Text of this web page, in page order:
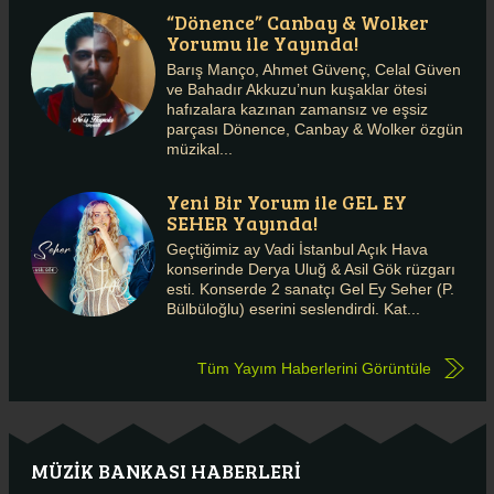
OLCAYTO AHMET
TUĞSUZ
NAZGÜL GÖZÜTOK
“Dönence” Canbay & Wolker
Yorumu ile Yayında!
Barış Manço, Ahmet Güvenç, Celal Güven
ve Bahadır Akkuzu’nun kuşaklar ötesi
hafızalara kazınan zamansız ve eşsiz
parçası Dönence, Canbay & Wolker özgün
müzikal...
Yeni Bir Yorum ile GEL EY
SEHER Yayında!
Geçtiğimiz ay Vadi İstanbul Açık Hava
konserinde Derya Uluğ & Asil Gök rüzgarı
esti. Konserde 2 sanatçı Gel Ey Seher (P.
Bülbüloğlu) eserini seslendirdi. Kat...
Tüm Yayım Haberlerini Görüntüle
MÜZİK BANKASI HABERLERİ